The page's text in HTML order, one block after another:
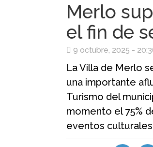
Merlo
el fin de
9 octubre, 2025 -
La Villa de Merlo
una importante
Turismo del
momento el 75%
eventos